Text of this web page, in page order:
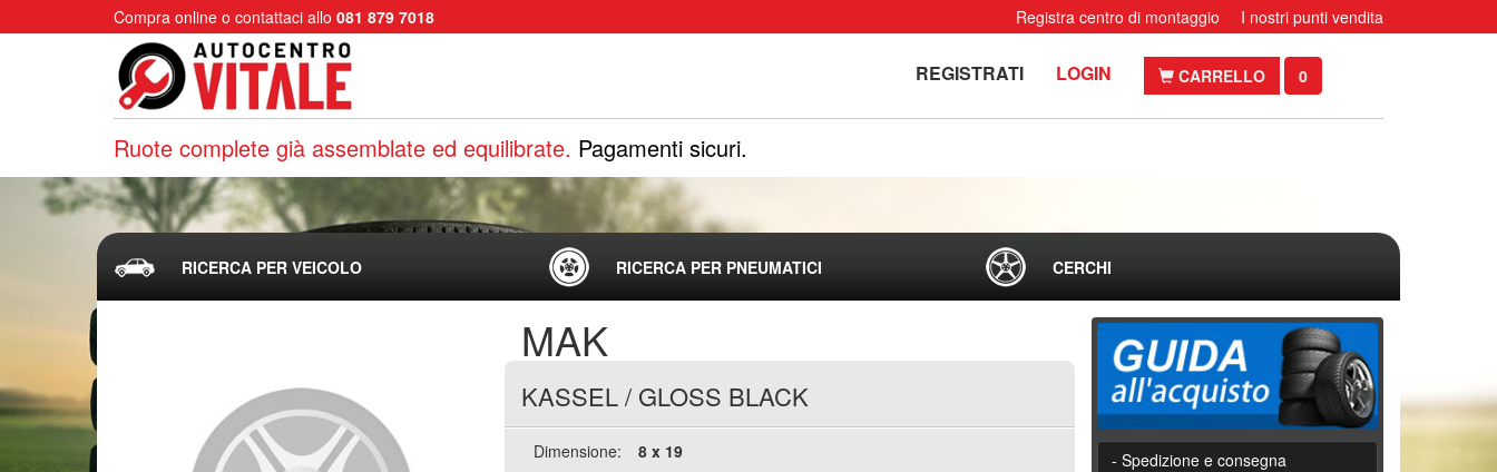
Compra online o contattaci allo 081 879 7018 Registra centro di montaggio I nostri punti vendita
REGISTRATI LOGIN CARRELLO 0
Ruote complete già assemblate ed equilibrate. Pagamenti sicuri.
RICERCA PER VEICOLO RICERCA PER PNEUMATICI CERCHI
MAK
KASSEL/ GLOSS BLACK
Dimensione:
8 x 19
- Spedizione e consegna